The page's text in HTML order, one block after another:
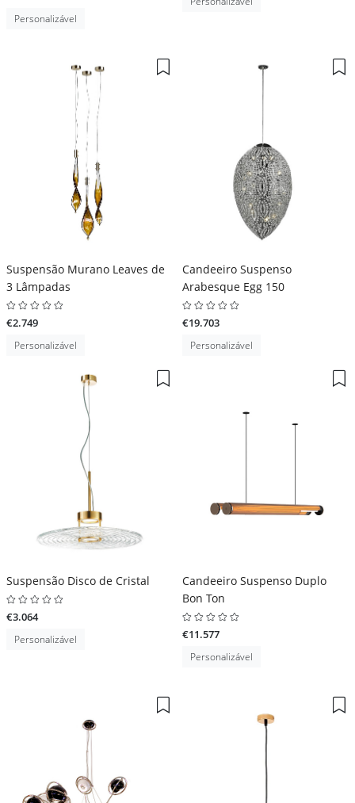
Personalizável
Suspensão Murano Leaves de
3 Lâmpadas
€2.749
Personalizável
Candeeiro Suspenso
Arabesque Egg 150
€19.703
Personalizável
Suspensão Disco de Cristal
€3.064
Personalizável
Candeeiro Suspenso Duplo
Bon Ton
€11.577
Personalizável